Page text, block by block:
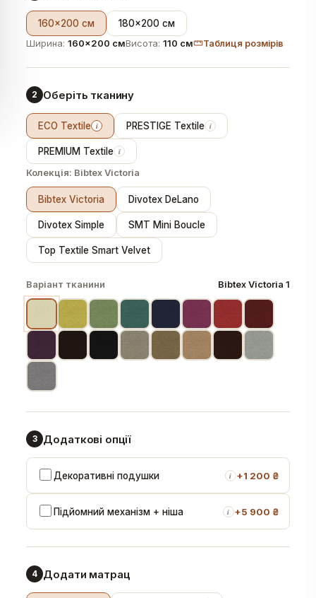
160×200 см
180×200 см
Ширина:160×200 смВисота:110 см Таблиця розмірів
2 Оберіть тканину
ECO Textile i PRESTIGE Textile i
PREMIUM Textile i
Колекція: Bibtex Victoria
Bibtex Victoria Divotex DeLano
Divotex Simple SMT Mini Boucle
Top Textile Smart Velvet
Варіант тканини Bibtex Victoria 1
3 Додаткові опції
Декоративні подушки i +1 200 ₴
Підйомний механізм + ніша i +5 900 ₴
4 Додати матрац